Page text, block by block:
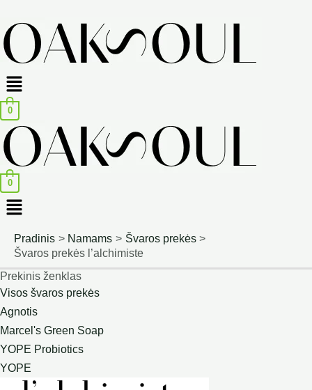
Menu
0
0
Menu
Pradinis Namams
Švaros prekės
Švaros prekės l’alchimiste
Prekinis ženklas
Visos švaros prekės
Agnotis
Marcel's Green Soap
YOPE Probiotics
YOPE